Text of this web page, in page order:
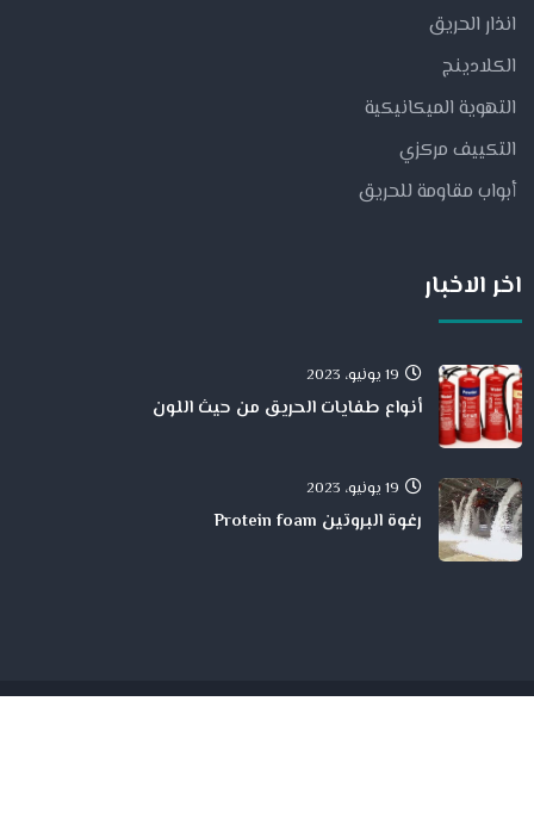
انذار الحريق
الكلادينج
التهوية الميكانيكية
التكييف مركزي
أبواب مقاومة للحريق
اخر الاخبار
19 يونيو، 2023
أنواع طفايات الحريق من حيث اللون
19 يونيو، 2023
رغوة البروتين Protein foam